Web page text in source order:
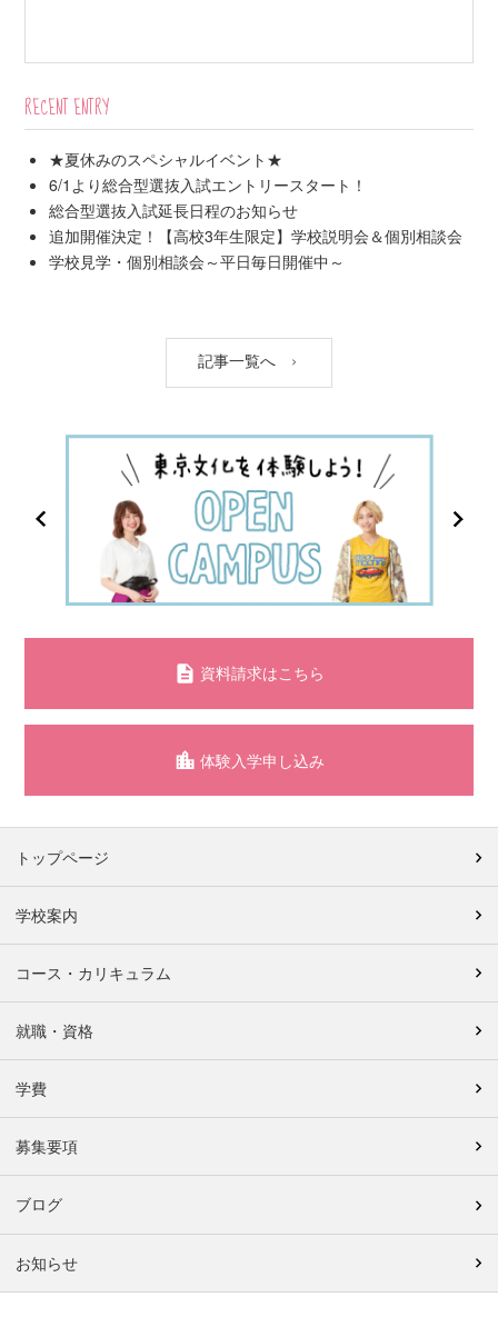
RECENT ENTRY
★夏休みのスペシャルイベント★
6/1より総合型選抜入試エントリースタート！
総合型選抜入試延長日程のお知らせ
追加開催決定！【高校3年生限定】学校説明会＆個別相談会
学校見学・個別相談会～平日毎日開催中～
記事一覧へ
資料請求はこちら
体験入学申し込み
トップページ
学校案内
コース・カリキュラム
就職・資格
学費
募集要項
ブログ
お知らせ